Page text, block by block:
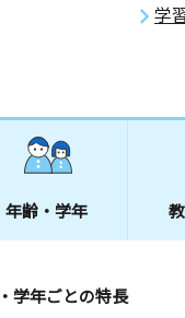
学
年齢・学年
学年ごとの特長